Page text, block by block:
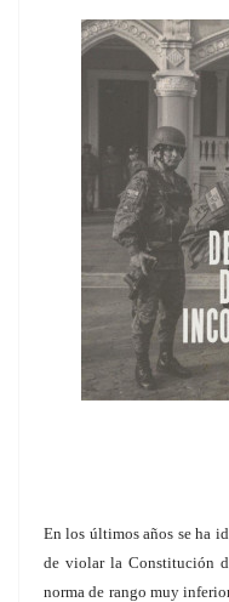
En los últimos años se ha
de violar la Constitución
norma de rango muy